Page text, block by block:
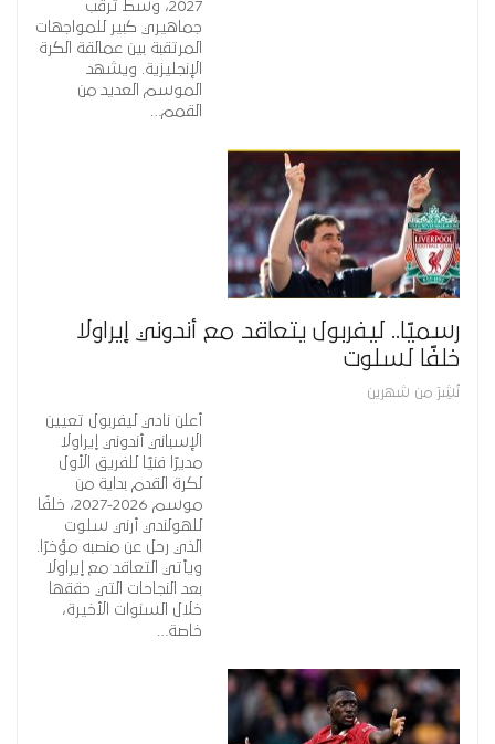
2027، وسط ترقب
جماهيري كبير للمواجهات
المرتقبة بين عمالقة الكرة
الإنجليزية. ويشهد
الموسم العديد من
القمم…
رسميًا.. ليفربول يتعاقد مع أندوني إيراولا
خلفًا لسلوت
نُشِرَ من شهرين
أعلن نادي ليفربول تعيين
الإسباني أندوني إيراولا
مديرًا فنيًا للفريق الأول
لكرة القدم بداية من
موسم 2026-2027، خلفًا
للهولندي أرني سلوت
الذي رحل عن منصبه مؤخرًا.
ويأتي التعاقد مع إيراولا
بعد النجاحات التي حققها
خلال السنوات الأخيرة،
خاصة…